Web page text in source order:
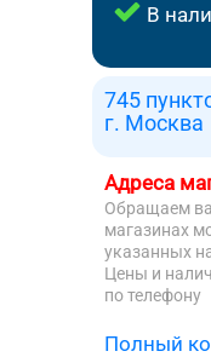
В
745
г. Москва
Адреса
Обращаем
магазинах
указанных
Цены и
по телефону
Полный